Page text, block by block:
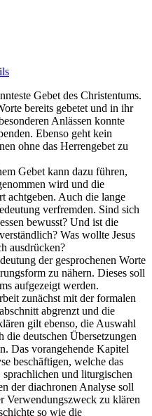
Gebet des Christentums.
bereits gebetet und in ihr
Anlässen konnte
Ebenso geht kein
ohne das Herrengebet zu
Gebet kann dazu führen,
wird und die
achtgeben. Auch die lange
verfremden. Sind sich
bewusst? Und ist die
Was wollte Jesus
ausdrücken?
der gesprochenen Worte
zu nähern. Dieses soll
aufgezeigt werden.
zunächst mit der formalen
abgrenzt und die
gilt ebenso, die Auswahl
deutschen Übersetzungen
Das vorangehende Kapitel
beschäftigen, welche das
und liturgischen
der diachronen Analyse soll
Verwendungszweck zu klären
so wie die